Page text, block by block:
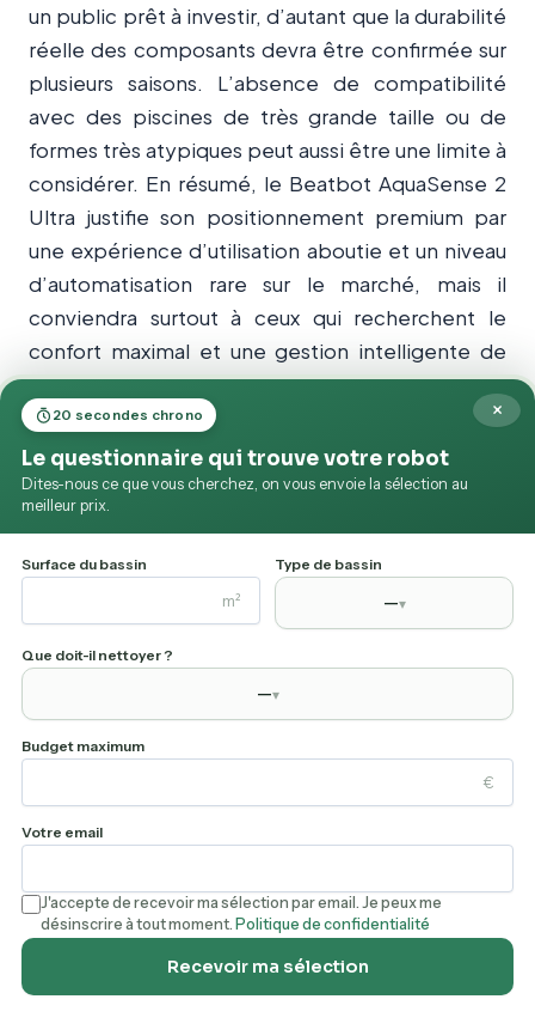
un public prêt à investir, d’autant que la durabilité
réelle des composants devra être confirmée sur
plusieurs saisons. L’absence de compatibilité
avec des piscines de très grande taille ou de
formes très atypiques peut aussi être une limite à
considérer. En résumé, le Beatbot AquaSense 2
Ultra justifie son positionnement premium par
une expérience d’utilisation aboutie et un niveau
d’automatisation rare sur le marché, mais il
conviendra surtout à ceux qui recherchent le
confort maximal et une gestion intelligente de
leur piscine.
✓ RECOMMANDÉ PAR MES-ROBOTS.FR
Livraison gratuite · Retours sous 30 jours
Pas encore sûr ?Comparez les meilleurs robots
Que retenir du Beatbot AquaSense 2
Ultra ?
×
20 secondes chrono
Le questionnaire qui trouve votre robot
Dites-nous ce que vous cherchez, on vous envoie la sélection au
meilleur prix.
Surface du bassin
m²
Type de bassin
—▾
Que doit-il nettoyer ?
—▾
Budget maximum
€
Votre email
J'accepte de recevoir ma sélection par email. Je peux me
désinscrire à tout moment. Politique de confidentialité
Recevoir ma sélection